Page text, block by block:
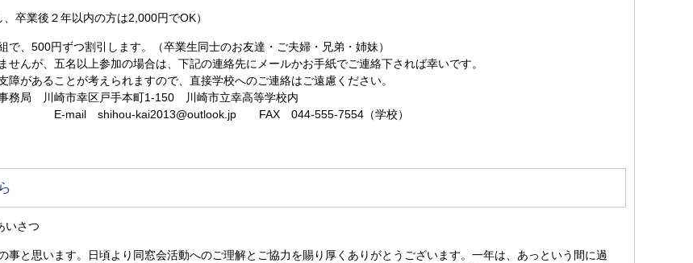
業後２年以内の方は2,000円でOK）
500円ずつ割引します。（卒業生同士のお友達・ご夫婦・兄弟・姉妹）
、五名以上参加の場合は、下記の連絡先にメールかお手紙でご連絡下されば幸いです。
ることが考えられますので、直接学校へのご連絡はご遠慮ください。
幸区戸手本町1-150 川崎市立幸高等学校内
FAX 044-555-7554（学校）
いさつ
と思います。日頃より同窓会活動へのご理解とご協力を賜り厚くありがとうございます。一年は、あっという間に過